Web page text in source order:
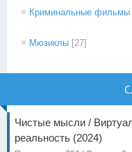
Криминальные фильмы
Мюзиклы [27]
Чистые мысли /
реальность (2024)